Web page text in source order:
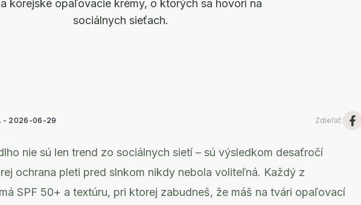
kórejské opaľovacie krémy, o ktorých sa hovorí na
sociálnych sieťach.
- 2026-06-29 Zdieľať:
nie sú len trend zo sociálnych sietí – sú výsledkom desaťročí
ochrana pleti pred slnkom nikdy nebola voliteľná. Každý z
SPF 50+ a textúru, pri ktorej zabudneš, že máš na tvári opaľovací